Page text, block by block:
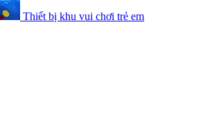
Thiết bị khu vui chơi trẻ em